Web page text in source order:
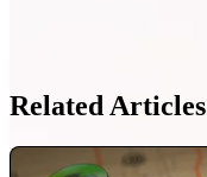
Related Articles